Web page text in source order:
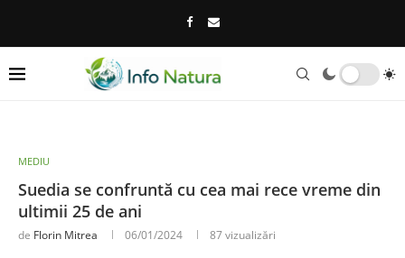
MEDIU
Suedia se confruntă cu cea mai rece vreme din
ultimii 25 de ani
de Florin Mitrea 06/01/2024 87vizualizări